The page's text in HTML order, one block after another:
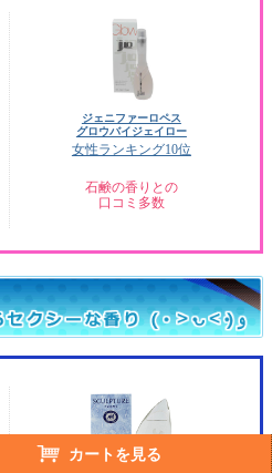
ジェニファーロペス
グロウバイジェイロー
女性ランキング10位
石鹸の香りとの
口コミ多数
カートを見る